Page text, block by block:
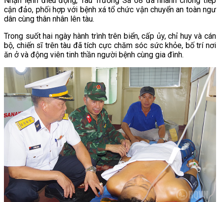
cận đảo, phối hợp với bệnh xá tổ chức vận chuyển an toàn ngư
dân cùng thân nhân lên tàu.
Trong suốt hai ngày hành trình trên biển, cấp ủy, chỉ huy và cán
bộ, chiến sĩ trên tàu đã tích cực chăm sóc sức khỏe, bố trí nơi
ăn ở và động viên tinh thần người bệnh cùng gia đình.